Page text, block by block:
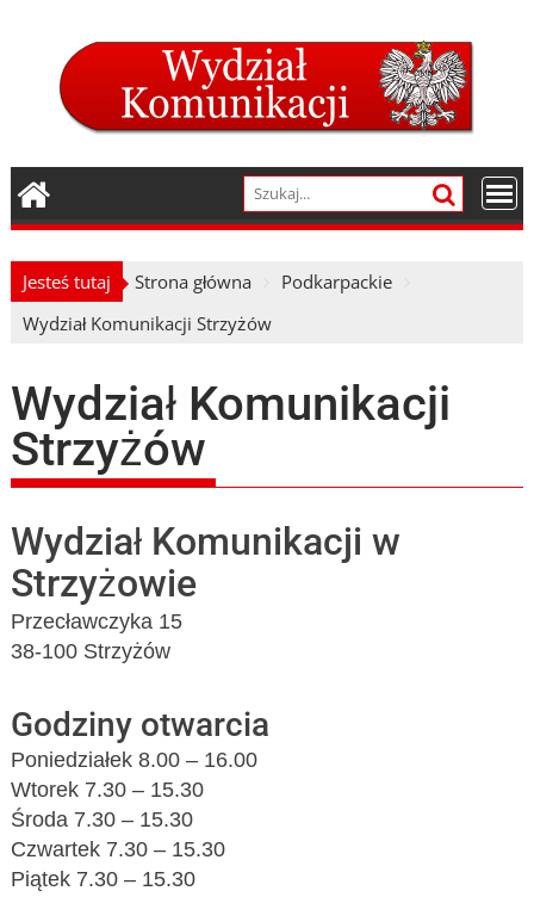
Jesteś tutaj Strona główna
Podkarpackie
Wydział Komunikacji Strzyżów
Wydział Komunikacji
Strzyżów
Wydział Komunikacji w
Strzyżowie
Przecławczyka 15
38-100 Strzyżów
Godziny otwarcia
Poniedziałek 8.00 – 16.00
Wtorek 7.30 – 15.30
Środa 7.30 – 15.30
Czwartek 7.30 – 15.30
Piątek 7.30 – 15.30